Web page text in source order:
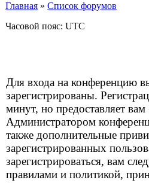
Главная » Список форумов
Часовой пояс: UTC
Для входа на конференцию
зарегистрированы.
минут, но предоставляет
Администратором
также дополнительные
зарегистрированных
зарегистрироваться, вам
правилами и политикой,